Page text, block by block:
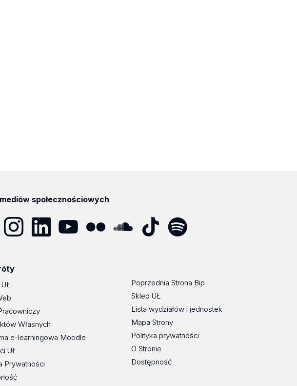
społecznościowych
Własnych
e-learningowa Moodle
UŁ
Prywatności
Poprzednia Strona Bip
Sklep UŁ
Lista wydziałów i jednostek
Mapa Strony
Polityka prywatności
O Stronie
Dostępność